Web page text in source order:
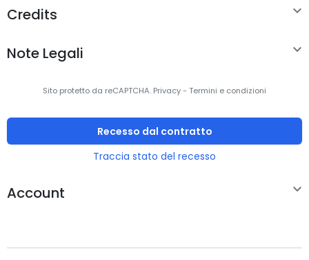
Microfono pieghevole
Credits 
Note Legali 
Sito protetto da reCAPTCHA. Privacy- Termini e condizioni
Recesso dal contratto
Traccia stato del recesso
Account 